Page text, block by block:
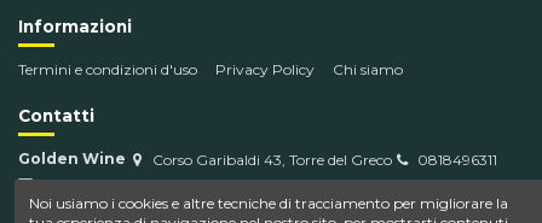
Informazioni
Termini e condizioni d'uso Privacy Policy Chi siamo
Contatti
Golden Wine Corso Garibaldi 43, Torre del Greco
0818496311
info@goldenwine.com
Noi usiamo i cookies e altre tecniche di tracciamento per migliorare la